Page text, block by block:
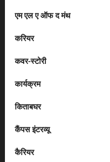
एम एल ए ऑफ द मंथ
करियर
कवर-स्टोरी
कार्यक्रम
किताबघर
कैंपस इंटरव्यू
कैरियर